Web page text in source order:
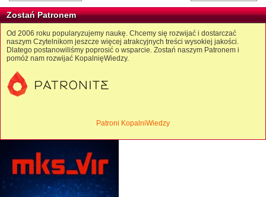
Zostań Patronem
Od 2006 roku popularyzujemy naukę. Chcemy się rozwijać i dostarczać
naszym Czytelnikom jeszcze więcej atrakcyjnych treści wysokiej jakości.
Dlatego postanowiliśmy poprosić o wsparcie. Zostań naszym Patronem i
pomóż nam rozwijać KopalnięWiedzy.
Patroni KopalniWiedzy